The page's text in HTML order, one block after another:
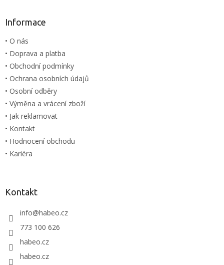
Informace
• O nás
• Doprava a platba
• Obchodní podmínky
• Ochrana osobních údajů
• Osobní odběry
• Výměna a vrácení zboží
• Jak reklamovat
• Kontakt
• Hodnocení obchodu
• Kariéra
Kontakt
info@habeo.cz
773 100 626
habeo.cz
habeo.cz